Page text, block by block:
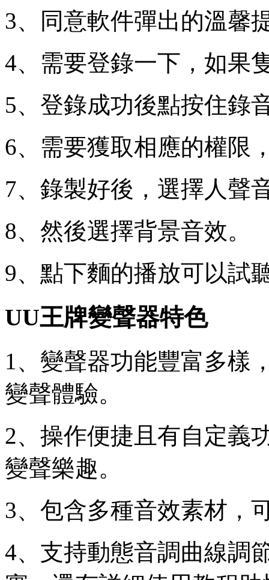
3、同意軟件彈出的溫馨
4、需要登錄一下，如果
5、登錄成功後點按住錄
6、需要獲取相應的權限
7、錄製好後，選擇人聲
8、然後選擇背景音效。
9、點下麵的播放可以試
UU王牌變聲器特色
1、變聲器功能豐富多樣
變聲體驗。
2、操作便捷且有自定義
變聲樂趣。
3、包含多種音效素材，
4、支持動態音調曲線調